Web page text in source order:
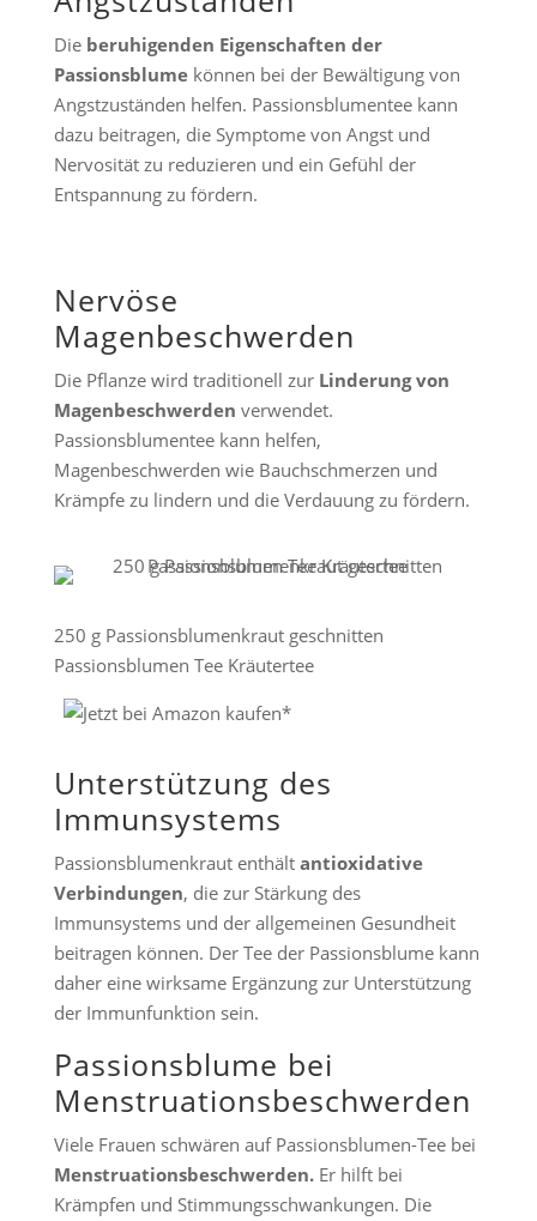
Die beruhigenden Eigenschaften der
Passionsblumekönnen bei der Bewältigung von
Angstzuständen helfen. Passionsblumentee kann
dazu beitragen, die Symptome von Angst und
Nervosität zu reduzieren und ein Gefühl der
Entspannung zu fördern.
Nervöse
Magenbeschwerden
Die Pflanze wird traditionell zur Linderung von
Magenbeschwerden verwendet.
Passionsblumentee kann helfen,
Magenbeschwerden wie Bauchschmerzen und
Krämpfe zu lindern und die Verdauung zu fördern.
250 g Passionsblumenkraut geschnitten
Passionsblumen Tee Kräutertee
Unterstützung des
Immunsystems
Passionsblumenkraut enthältantioxidative
Verbindungen, die zur Stärkung des
Immunsystems und der allgemeinen Gesundheit
beitragen können. Der Tee der Passionsblume kann
daher eine wirksame Ergänzung zur Unterstützung
der Immunfunktion sein.
Passionsblume bei
Menstruationsbeschwerden
Viele Frauen schwären auf Passionsblumen-Tee bei
Menstruationsbeschwerden. Er hilft bei
Krämpfen und Stimmungsschwankungen. Die